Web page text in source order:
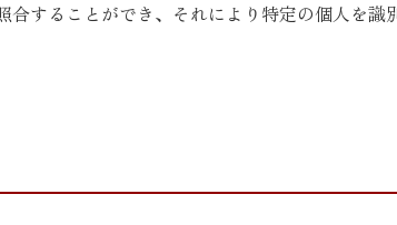
することができ、それにより特定の個人を